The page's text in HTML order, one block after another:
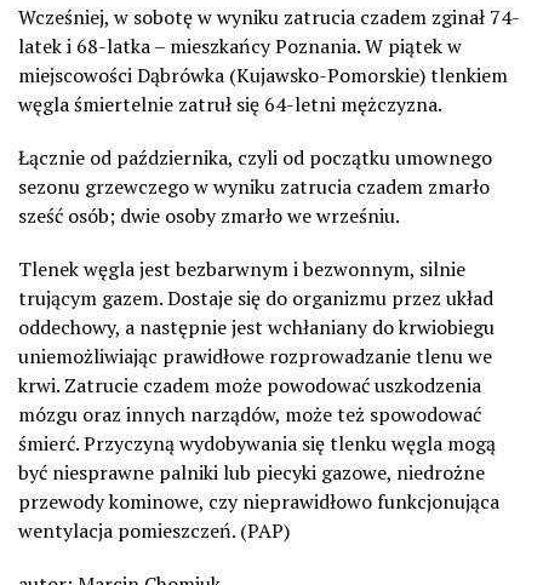
Wcześniej, w sobotę w wyniku zatrucia czadem zginał 74-
latek i 68-latka – mieszkańcy Poznania. W piątek w
miejscowości Dąbrówka (Kujawsko-Pomorskie) tlenkiem
węgla śmiertelnie zatruł się 64-letni mężczyzna.
Łącznie od października, czyli od początku umownego
sezonu grzewczego w wyniku zatrucia czadem zmarło
sześć osób; dwie osoby zmarło we wrześniu.
Tlenek węgla jest bezbarwnym i bezwonnym, silnie
trującym gazem. Dostaje się do organizmu przez układ
oddechowy, a następnie jest wchłaniany do krwiobiegu
uniemożliwiając prawidłowe rozprowadzanie tlenu we
krwi. Zatrucie czadem może powodować uszkodzenia
mózgu oraz innych narządów, może też spowodować
śmierć. Przyczyną wydobywania się tlenku węgla mogą
być niesprawne palniki lub piecyki gazowe, niedrożne
przewody kominowe, czy nieprawidłowo funkcjonująca
wentylacja pomieszczeń. (PAP)